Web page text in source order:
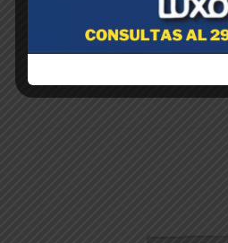
Rotomoldeada
Negra 40cm
$1,00